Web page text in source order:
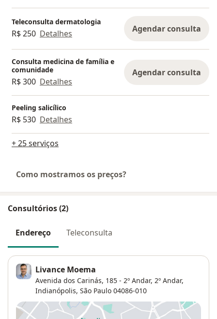
Teleconsulta dermatologia
R$ 250 Detalhes Agendar consulta
Consulta medicina de família e
comunidade
R$ 300 Detalhes
Agendar consulta
Peeling salicílico
R$ 530 Detalhes
+ 25 serviços
Como mostramos os preços?
Consultórios (2)
Endereço Teleconsulta
Livance Moema
Avenida dos Carinás, 185 - 2º Andar, 2º Andar,
Indianópolis, São Paulo 04086-010